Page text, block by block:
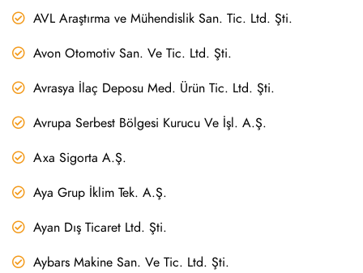
AVL Araştırma ve Mühendislik San. Tic. Ltd. Şti.
Avon Otomotiv San. Ve Tic. Ltd. Şti.
Avrasya İlaç Deposu Med. Ürün Tic. Ltd. Şti.
Avrupa Serbest Bölgesi Kurucu Ve İşl. A.Ş.
Axa Sigorta A.Ş.
Aya Grup İklim Tek. A.Ş.
Ayan Dış Ticaret Ltd. Şti.
Aybars Makine San. Ve Tic. Ltd. Şti.